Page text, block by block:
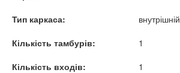
Тип каркаса:
внутрішній
Кількість тамбурів:
1
Кількість входів:
1